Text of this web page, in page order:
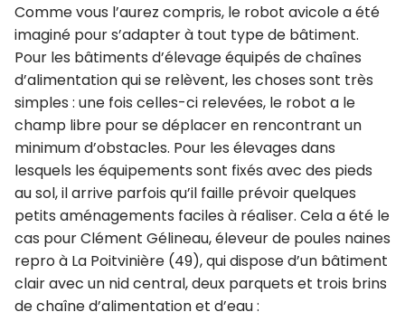
Comme vous l’aurez compris, le robot avicole a été
imaginé pour s’adapter à tout type de bâtiment.
Pour les bâtiments d’élevage équipés de chaînes
d’alimentation qui se relèvent, les choses sont très
simples : une fois celles-ci relevées, le robot a le
champ libre pour se déplacer en rencontrant un
minimum d’obstacles. Pour les élevages dans
lesquels les équipements sont fixés avec des pieds
au sol, il arrive parfois qu’il faille prévoir quelques
petits aménagements faciles à réaliser. Cela a été le
cas pour Clément Gélineau, éleveur de poules naines
repro à La Poitvinière (49), qui dispose d’un bâtiment
clair avec un nid central, deux parquets et trois brins
de chaîne d’alimentation et d’eau :